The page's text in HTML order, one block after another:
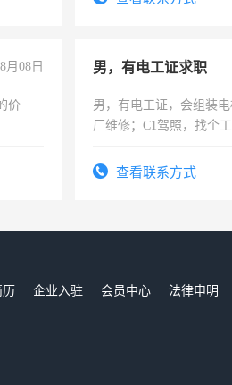
月08日
价
男，有电工证求职
男，有电工证，会组装
厂维修；C1驾照，找个
电话查看联系方式
企业入驻 会员中心
法律申明